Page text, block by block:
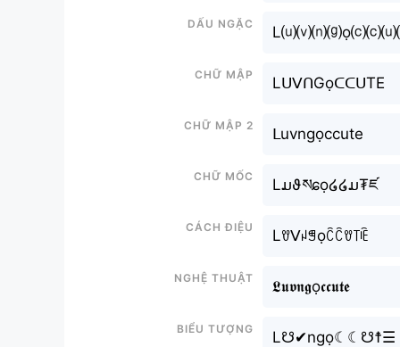
Dấu ngặc
Chữ mập
LᑌᐯᑎGọᑕᑕᑌTE
Chữ mập 2
ᒪuvngọccute
Chữ mốc
Lມϑསɕọ໒໒ມ₮ཛ
Cách điệu
Lꀎᐯꈤꁅọꉓꉓꀎ꓄ꍟ
Nghệ thuật
𝕷𝖚𝖛𝖓𝖌ọ𝖈𝖈𝖚𝖙𝖊
Biểu tượng
L☋✔ngọ☾☾☋☨☰